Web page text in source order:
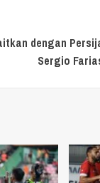
dengan
Sergio